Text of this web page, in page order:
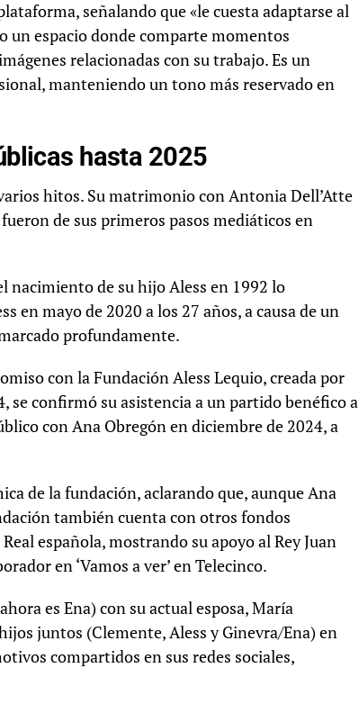
señalando que «le cuesta adaptarse al
un espacio donde comparte momentos
relacionadas con su trabajo. Es un
manteniendo un tono más reservado en
hasta 2025
hitos. Su matrimonio con Antonia Dell’Atte
de sus primeros pasos mediáticos en
nacimiento de su hijo Aless en 1992 lo
en mayo de 2020 a los 27 años, a causa de un
profundamente.
con la Fundación Aless Lequio, creada por
se confirmó su asistencia a un partido benéfico a
con Ana Obregón en diciembre de 2024, a
de la fundación, aclarando que, aunque Ana
también cuenta con otros fondos
española, mostrando su apoyo al Rey Juan
en ‘Vamos a ver’ en Telecinco.
es Ena) con su actual esposa, María
juntos (Clemente, Aless y Ginevra/Ena) en
compartidos en sus redes sociales,